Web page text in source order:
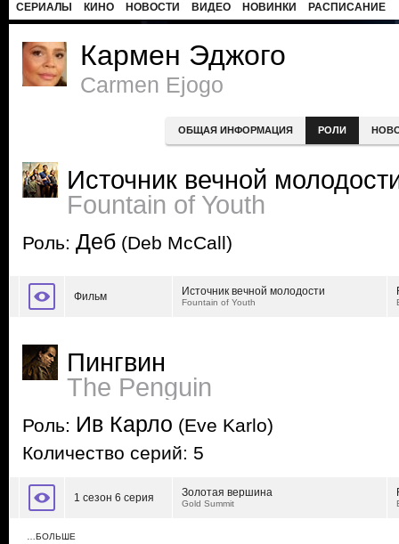
СЕРИАЛЫ КИНО НОВОСТИ ВИДЕО НОВИНКИ РАСПИСАНИЕ
Кармен Эджого
Carmen Ejogo
ОБЩАЯ ИНФОРМАЦИЯ РОЛИ
Источник вечной
Fountain of Youth
Роль: Деб (Deb McCall)
Фильм Источник вечной молодости
Fountain of Youth
Пингвин
The Penguin
Роль: Ив Карло (Eve Karlo)
Количество серий: 5
1 сезон 6 серия Золотая вершина
Gold Summit
…БОЛЬШЕ